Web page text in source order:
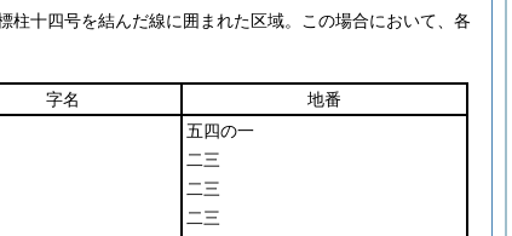
十四号を結んだ線に囲まれた区域。この場合において、各
字名
地番
五四の一
二三
二三
二三